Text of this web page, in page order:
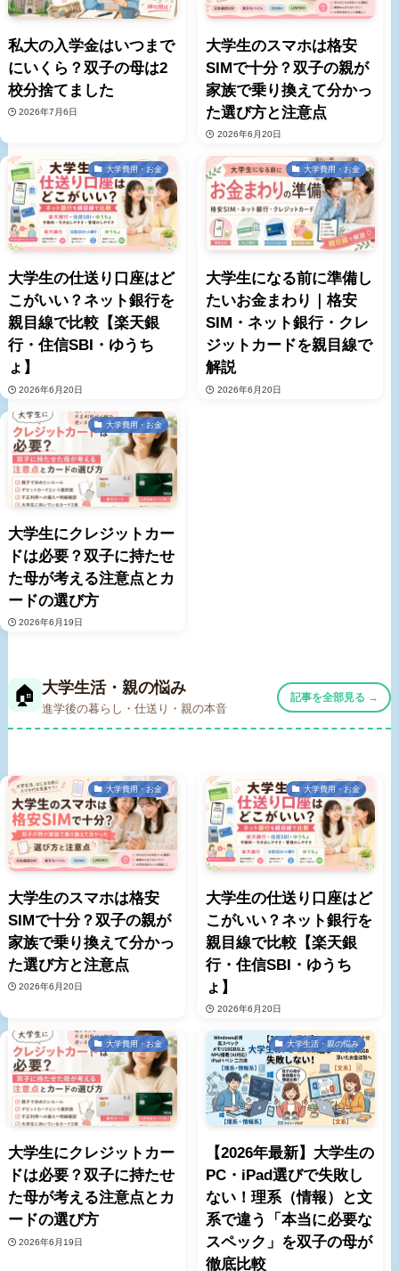
私大の入学金はいつまで
にいくら？双子の母は2
校分捨てました
2026年7月6日
大学生のスマホは格安
SIMで十分？双子の親が
家族で乗り換えて分かっ
た選び方と注意点
2026年6月20日
大学費用・お金
大学生の仕送り口座はど
こがいい？ネット銀行を
親目線で比較【楽天銀
行・住信SBI・ゆうち
ょ】
2026年6月20日
大学費用・お金
大学生になる前に準備し
たいお金まわり｜格安
SIM・ネット銀行・クレ
ジットカードを親目線で
解説
2026年6月20日
大学費用・お金
大学生にクレジットカー
ドは必要？双子に持たせ
た母が考える注意点とカ
ードの選び方
2026年6月19日
🏠 大学生活・親の悩み
進学後の暮らし・仕送り・親の本音
記事を全部見る →
大学費用・お金
大学生のスマホは格安
SIMで十分？双子の親が
家族で乗り換えて分かっ
た選び方と注意点
2026年6月20日
大学費用・お金
大学生の仕送り口座はど
こがいい？ネット銀行を
親目線で比較【楽天銀
行・住信SBI・ゆうち
ょ】
2026年6月20日
大学費用・お金
大学生にクレジットカー
ドは必要？双子に持たせ
た母が考える注意点とカ
ードの選び方
2026年6月19日
大学生活・親の悩み
【2026年最新】大学生の
PC・iPad選びで失敗し
ない！理系（情報）と文
系で違う「本当に必要な
スペック」を双子の母が
徹底比較